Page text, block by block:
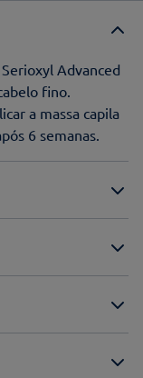
Advanced
fino.
a massa capila
6 semanas.